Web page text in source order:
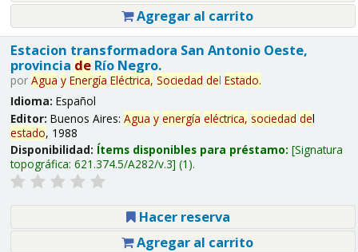
Agregar al carrito
Estacion transformadora San Antonio Oeste,
provincia deRío Negro.
por Agua y Energía Eléctrica, Sociedad del Estado.
Idioma: Español
Editor: Buenos Aires: Agua y energía eléctrica, sociedad del
estado, 1988
Disponibilidad: Ítems disponibles para préstamo: Signatura
topográfica: 621.374.5/A282/v.3 (1).
Hacer reserva
Agregar al carrito